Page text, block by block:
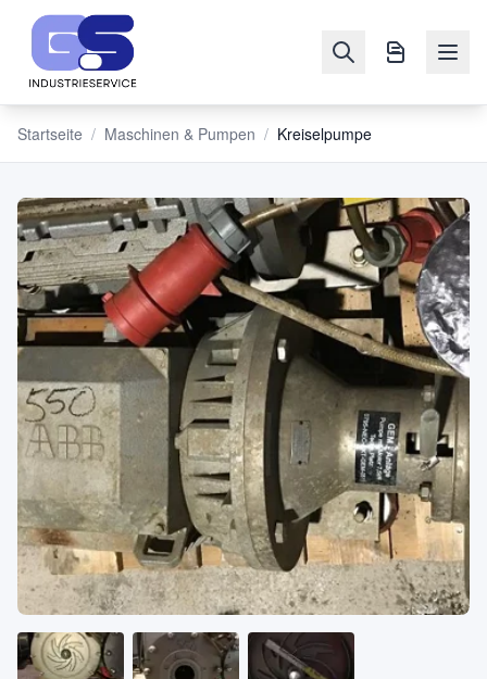
NAVIGATION
Maschinen
&
Pumpen
Verkaufen
Blog
Über
KATEGORIEN
Maschinen
Startseite / Maschinen & Pumpen / Kreiselpumpe